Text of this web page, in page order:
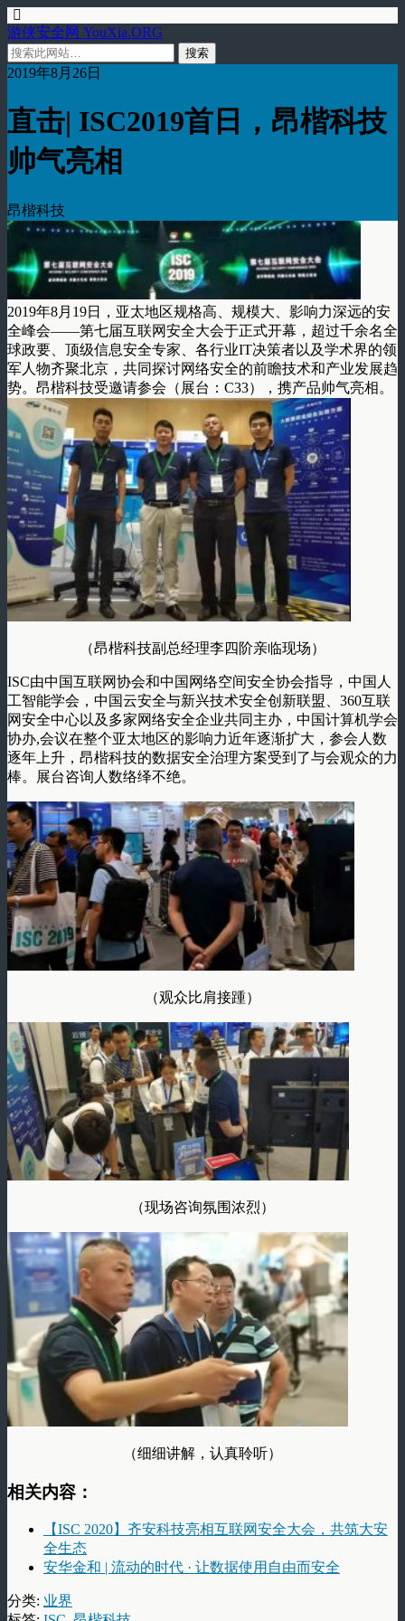
游侠安全网 YouXia.ORG
2019年8月26日
直击| ISC2019首日，昂楷科技
帅气亮相
昂楷科技
2019年8月19日，亚太地区规格高、规模大、影响力深远的安
全峰会——第七届互联网安全大会于正式开幕，超过千余名全
球政要、顶级信息安全专家、各行业IT决策者以及学术界的领
军人物齐聚北京，共同探讨网络安全的前瞻技术和产业发展趋
势。昂楷科技受邀请参会（展台：C33），携产品帅气亮相。
（昂楷科技副总经理李四阶亲临现场）
ISC由中国互联网协会和中国网络空间安全协会指导，中国人
工智能学会，中国云安全与新兴技术安全创新联盟、360互联
网安全中心以及多家网络安全企业共同主办，中国计算机学会
协办,会议在整个亚太地区的影响力近年逐渐扩大，参会人数
逐年上升，昂楷科技的数据安全治理方案受到了与会观众的力
棒。展台咨询人数络绎不绝。
（观众比肩接踵）
（现场咨询氛围浓烈）
（细细讲解，认真聆听）
相关内容：
【ISC 2020】齐安科技亮相互联网安全大会，共筑大安
全生态
安华金和 | 流动的时代 · 让数据使用自由而安全
分类: 业界